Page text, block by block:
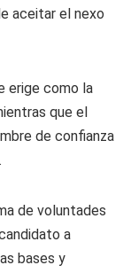
aceitar el nexo
erige como la
que el
de confianza
de voluntades
a
bases y